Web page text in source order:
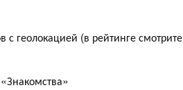
с геолокацией (в рейтинге смотрите